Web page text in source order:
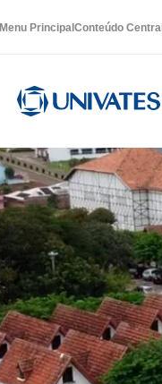
Menu Principal Conteúdo Central